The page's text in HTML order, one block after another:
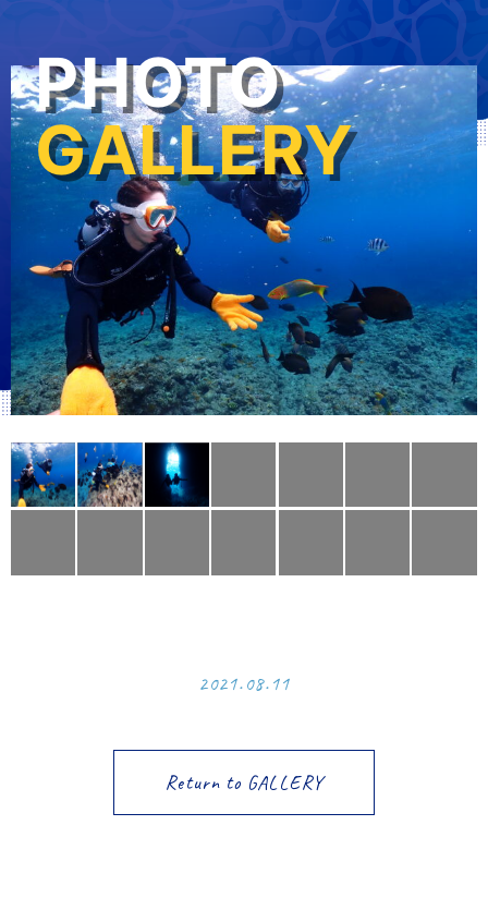
PHOTO
GALLERY
2021.08.11
Return to GALLERY